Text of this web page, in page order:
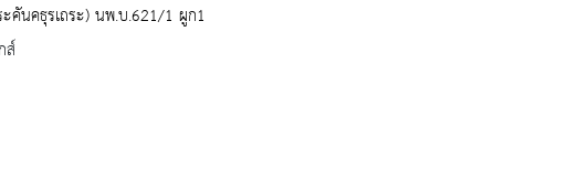
คันคธุรเถระ) นพ.บ.621/1 ผูก1
ส์